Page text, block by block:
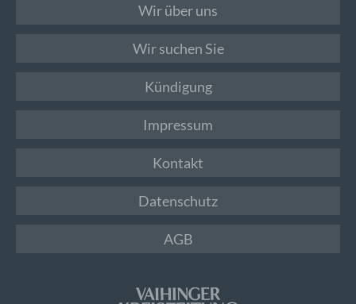
Wir über uns
Wir suchen Sie
Kündigung
Impressum
Kontakt
Datenschutz
AGB